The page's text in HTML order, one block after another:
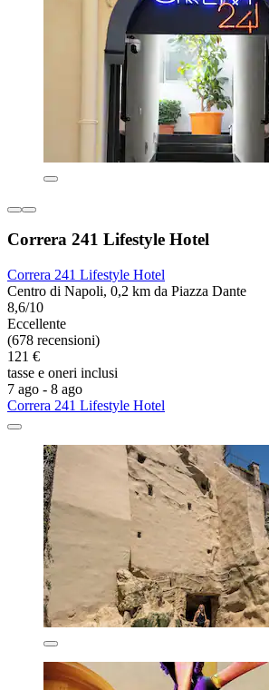
Correra 241 Lifestyle Hotel
Correra 241 Lifestyle Hotel
Centro di Napoli, 0,2 km da Piazza Dante
8,6/10
Eccellente
(678 recensioni)
121 €
tasse e oneri inclusi
7 ago - 8 ago
Correra 241 Lifestyle Hotel